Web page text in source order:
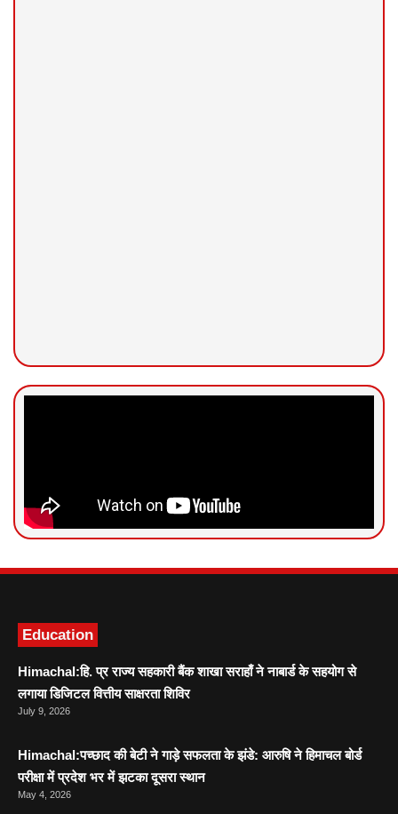
Education
Himachal:हि. प्र राज्य सहकारी बैंक शाखा सराहाँ ने नाबार्ड के सहयोग से
लगाया डिजिटल वित्तीय साक्षरता शिविर
July 9, 2026
Himachal:पच्छाद की बेटी ने गाड़े सफलता के झंडे: आरुषि ने हिमाचल बोर्ड
परीक्षा में प्रदेश भर में झटका दूसरा स्थान
May 4, 2026